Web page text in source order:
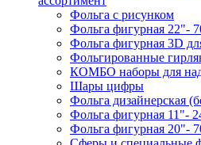
Фольга с рисунком
Фольга фигурная 22"-
Фольга фигурная 3D
Фольгированные
КОМБО наборы для
Шары цифры
Фольга дизайнерская
Фольга фигурная 11"-
Фольга фигурная 20"-